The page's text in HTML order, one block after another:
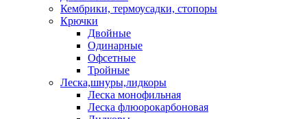
Кембрики, термоусадки, стопоры
Крючки
Двойные
Одинарные
Офсетные
Тройные
Леска,шнуры,лидкоры
Леска монофильная
Леска флюорокарбоновая